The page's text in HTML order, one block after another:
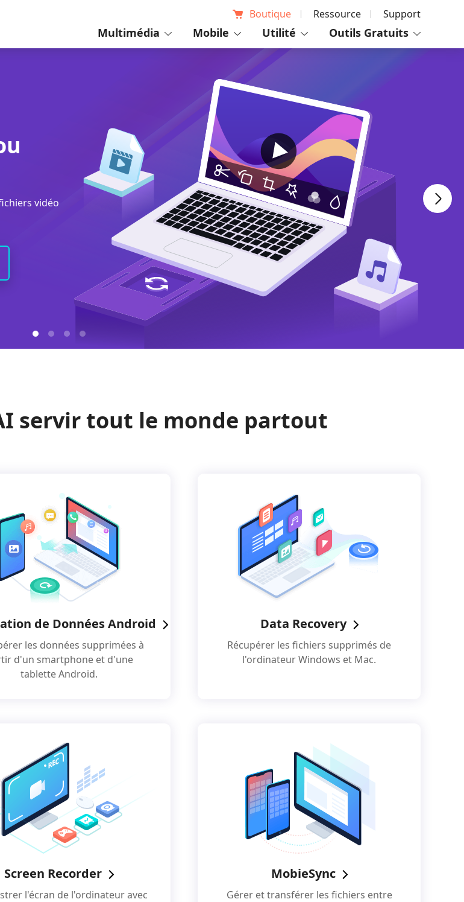
Boutique Ressource Support
Multimédia Mobile Utilité Outils Gratuits
vidéo
servir tout le monde partout
de Données Android
les données supprimées à
d'un smartphone et d'une
tablette Android.
Data Recovery
Récupérer les fichiers supprimés de
l'ordinateur Windows et Mac.
Screen Recorder
l'écran de l'ordinateur avec
MobieSync
Gérer et transférer les fichiers entre